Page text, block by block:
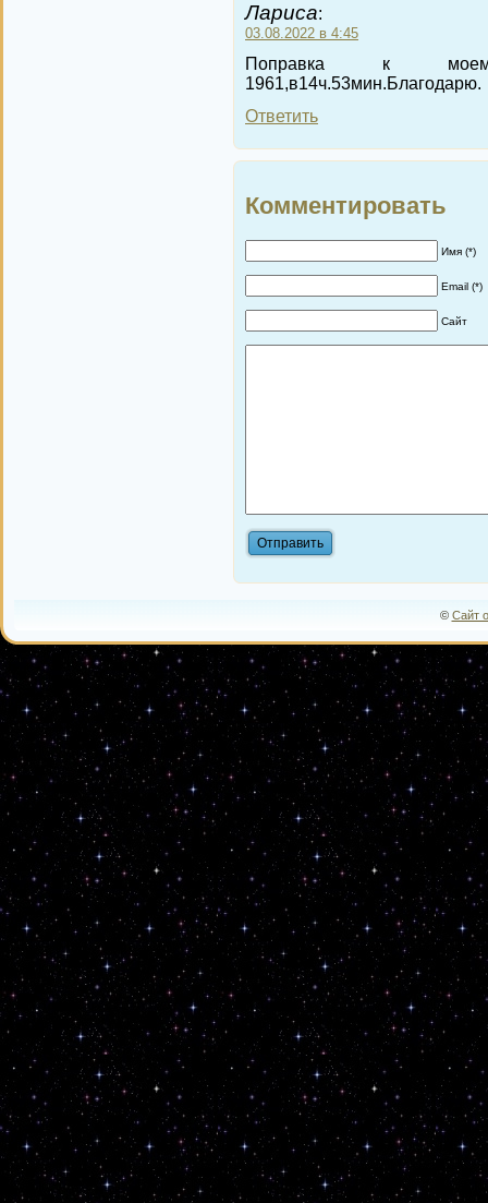
Лариса:
03.08.2022 в 4:45
Поправка к
1961,в14ч.53мин.Благодарю.
Ответить
Комментировать
Имя (*)
Email (*)
Сайт
© Сайт